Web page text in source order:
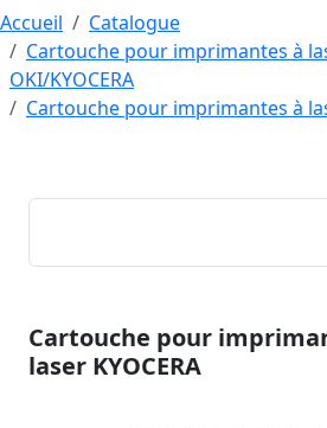
Accueil
Catalogue
Cartouche pour imprimantes à
OKI/KYOCERA
Cartouche pour imprimantes à
Cartouche pour
laser KYOCERA